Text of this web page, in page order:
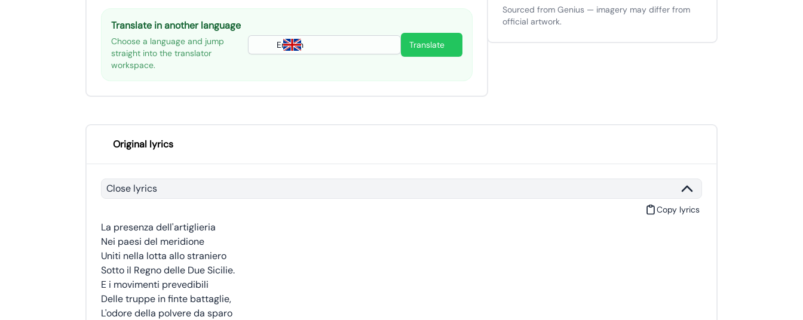
Translate in another language
Choose a language and jump
straight into the translator
workspace.
English Translate
Sourced from Genius — imagery may differ from
official artwork.
Original lyrics
Close lyrics
Copy lyrics
La presenza dell'artiglieria
Nei paesi del meridione
Uniti nella lotta allo straniero
Sotto il Regno delle Due Sicilie.
E i movimenti prevedibili
Delle truppe in finte battaglie,
L'odore della polvere da sparo